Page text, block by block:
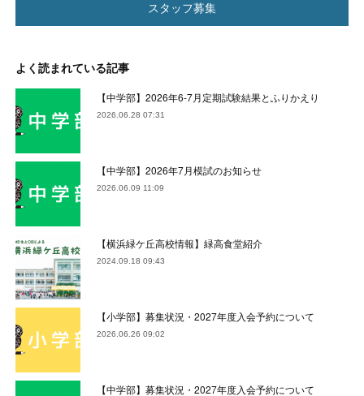
スタッフ募集
よく読まれている記事
【中学部】2026年6-7月定期試験結果とふりかえり
2026.06.28 07:31
【中学部】2026年7月模試のお知らせ
2026.06.09 11:09
【横浜緑ケ丘高校情報】緑高食堂紹介
2024.09.18 09:43
【小学部】募集状況・2027年度入会予約について
2026.06.26 09:02
【中学部】募集状況・2027年度入会予約について